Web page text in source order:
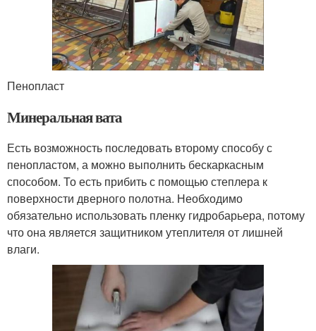
Пенопласт
Минеральная вата
Есть возможность последовать второму способу с
пенопластом, а можно выполнить бескаркасным
способом. То есть прибить с помощью степлера к
поверхности дверного полотна. Необходимо
обязательно использовать пленку гидробарьера, потому
что она является защитником утеплителя от лишней
влаги.